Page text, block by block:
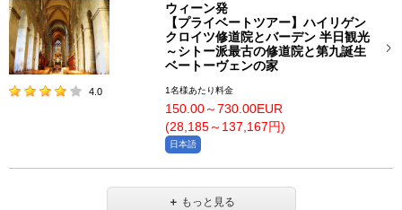
4.0
ウィーン発
【プライベートツアー】ハイリゲン
クロイツ修道院とバーデン 半日観光
～シトー派最古の修道院と第九誕生
ベートーヴェンの家
1名様あたり料金
150.00～730.00EUR
(28,185～137,167円)
日本語
＋ もっと見る